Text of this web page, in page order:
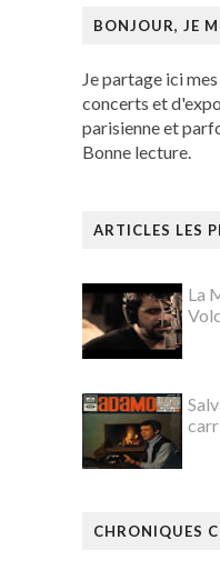
BONJOUR, JE
Je partage ici
concerts et
parisienne et
Bonne lecture.
ARTICLES LES
La
CHRONIQUES